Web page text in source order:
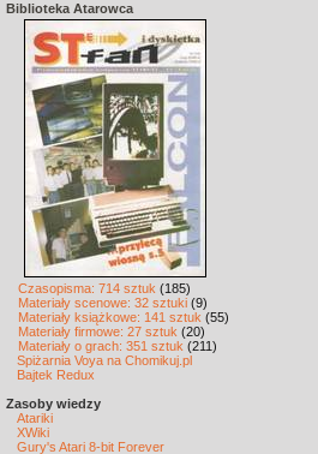
Biblioteka Atarowca
Czasopisma: 714 sztuk (185)
Materiały scenowe: 32 sztuki (9)
Materiały książkowe: 141 sztuk (55)
Materiały firmowe: 27 sztuk (20)
Materiały o grach: 351 sztuk (211)
Spiżarnia Voya na Chomikuj.pl
Bajtek Redux
Zasoby wiedzy
Atariki
XWiki
Gury's Atari 8-bit Forever